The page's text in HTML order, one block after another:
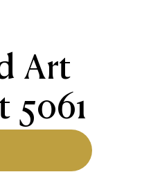
Art
5061